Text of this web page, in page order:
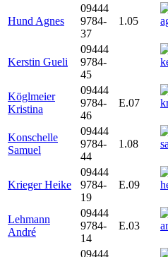
Hund Agnes
09444
9784-
37
1.05
Kerstin Gueli
09444
9784-
45
Köglmeier
Kristina
09444
9784-
46
E.07
Konschelle
Samuel
09444
9784-
44
1.08
Krieger Heike
09444
9784-
19
E.09
Lehmann
André
09444
9784-
14
E.03
09444